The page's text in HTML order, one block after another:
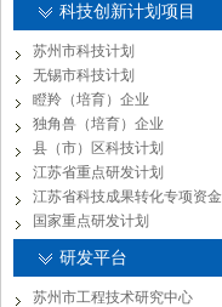
科技创新计划项目
苏州市科技计划
无锡市科技计划
瞪羚（培育）企业
独角兽（培育）企业
县（市）区科技计划
江苏省重点研发计划
江苏省科技成果转化专项资金
国家重点研发计划
研发平台
苏州市工程技术研究中心